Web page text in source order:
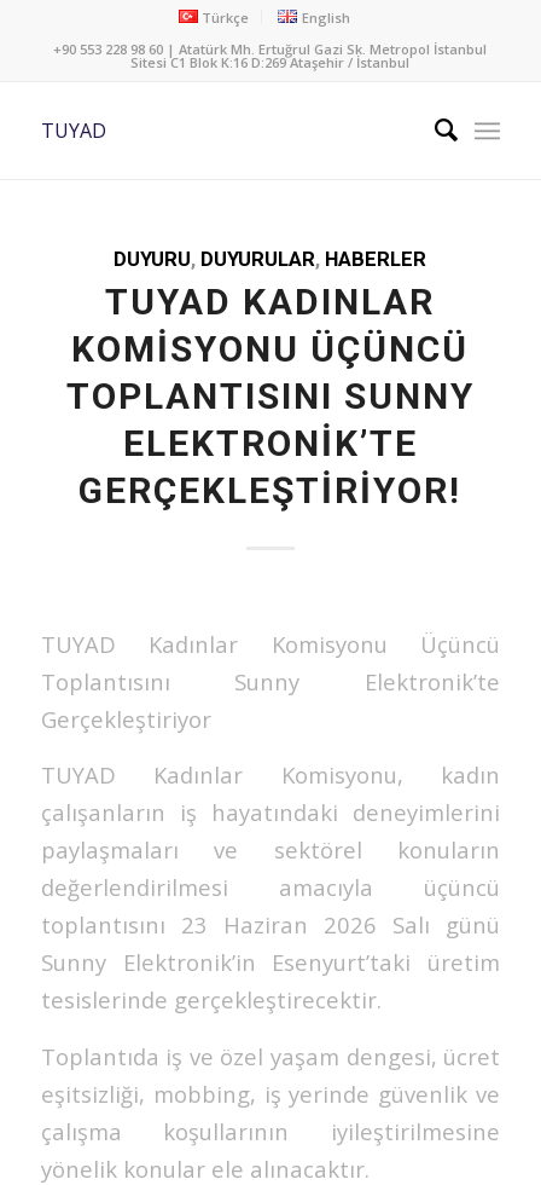
Türkçe
English
+90 553 228 98 60 | Atatürk Mh. Ertuğrul Gazi Sk. Metropol İstanbul
Sitesi C1 Blok K:16 D:269 Ataşehir / İstanbul
TUYAD
DUYURU, DUYURULAR, HABERLER
TUYAD KADINLAR
KOMISYONU ÜÇÜNCÜ
TOPLANTISINI SUNNY
ELEKTRONIK’TE
GERÇEKLEŞTIRIYOR!
TUYAD Kadınlar Komisyonu Üçüncü
Toplantısını Sunny Elektronik’te
Gerçekleştiriyor
TUYAD Kadınlar Komisyonu, kadın
çalışanların iş hayatındaki deneyimlerini
paylaşmaları ve sektörel konuların
değerlendirilmesi amacıyla üçüncü
toplantısını 23 Haziran 2026 Salı günü
Sunny Elektronik’in Esenyurt’taki üretim
tesislerinde gerçekleştirecektir.
Toplantıda iş ve özel yaşam dengesi, ücret
eşitsizliği, mobbing, iş yerinde güvenlik ve
çalışma koşullarının iyileştirilmesine
yönelik konular ele alınacaktır.